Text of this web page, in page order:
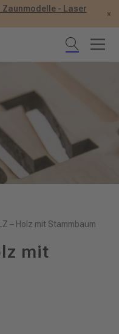
Zaunmodelle - Laser
×
– Holz mit Stammbaum
mit